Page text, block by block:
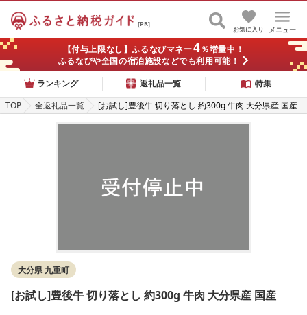
[PR]
メニュー
お気に入り
【付与上限なし】ふるなびマネー4％増量中！
ふるなびや全国の宿泊施設などでも利用可能！
ランキング
返礼品一覧
特集
TOP
全返礼品一覧 [お試し]豊後牛 切り落とし 約300g 牛肉 大分県産 国産
大分県 九重町
[お試し]豊後牛 切り落とし 約300g 牛肉 大分県産 国産